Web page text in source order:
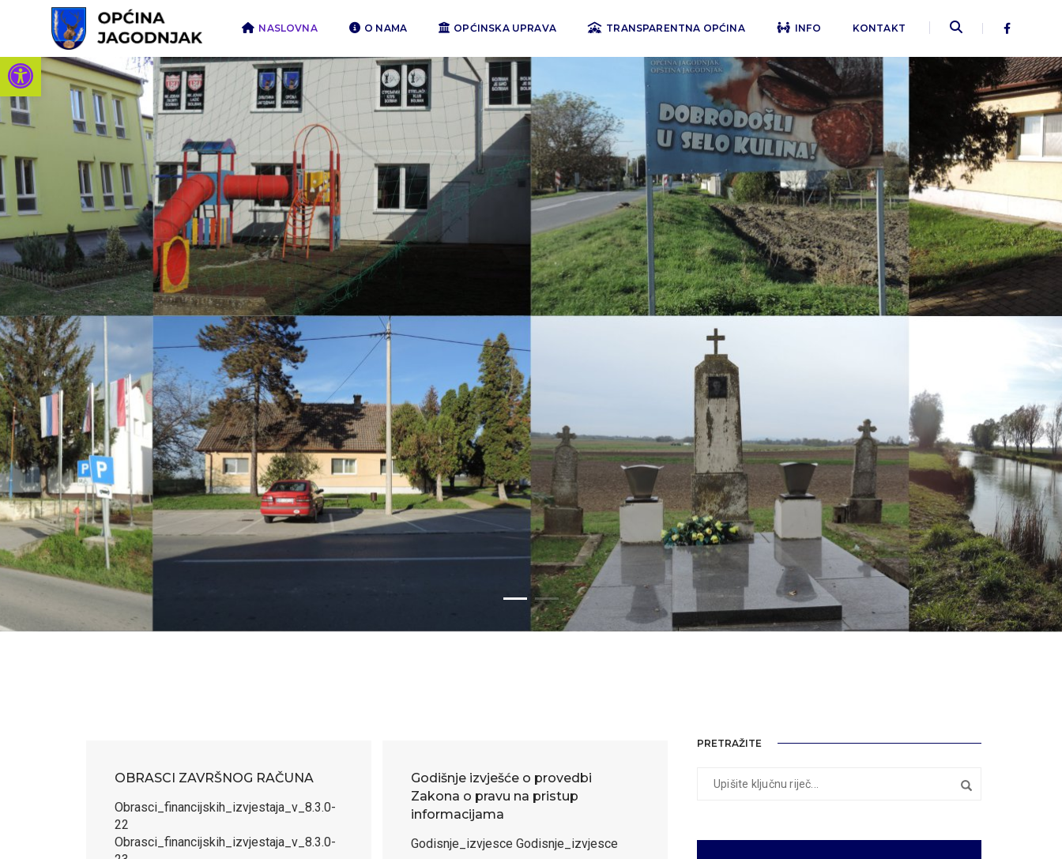
Open toolbar
NASLOVNA O NAMA OPĆINSKA UPRAVA TRANSPARENTNA OPĆINA INFO KONTAKT
OBRASCI ZAVRŠNOG RAČUNA
Obrasci_financijskih_izvjestaja_v_8.3.0-
22
Obrasci_financijskih_izvjestaja_v_8.3.0-
Godišnje izvješće o provedbi
Zakona o pravu na pristup
informacijama
Godisnje_izvjesce Godisnje_izvjesce
PRETRAŽITE